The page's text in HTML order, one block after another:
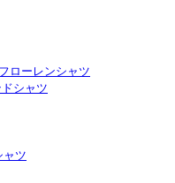
ローレンシャツ
シャツ
ャツ